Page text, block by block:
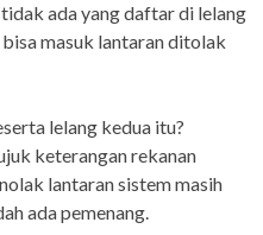
ada yang daftar di lelang
masuk lantaran ditolak
lelang kedua itu?
keterangan rekanan
lantaran sistem masih
ada pemenang.